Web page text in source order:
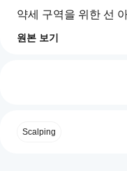
약세 구역을 위한 선
이 단순하지만 강력한
명확한 색상 구역: 사
원본 보기
고객 리뷰
게
Scalping